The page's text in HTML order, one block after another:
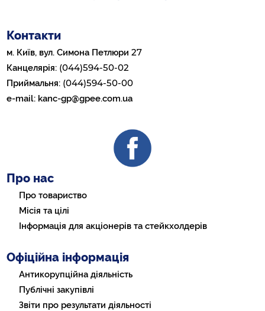
Контакти
м. Київ, вул. Симона Петлюри27
Канцелярія: (044)594-50-02
Приймальня: (044)594-50-00
e-mail: kanc-gp@gpee.com.ua
Про нас
Про товариство
Місія та цілі
Інформація для акціонерів та стейкхолдерів
Офіційна інформація
Антикорупційна діяльність
Публічні закупівлі
Звіти про результати діяльності